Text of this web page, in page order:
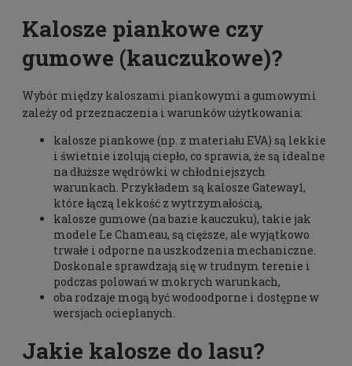
Kalosze piankowe czy
gumowe (kauczukowe)?
Wybór między kaloszami piankowymi a gumowymi
zależy od przeznaczenia i warunków użytkowania:
kalosze piankowe (np. z materiału EVA) są lekkie
i świetnie izolują ciepło, co sprawia, że są idealne
na dłuższe wędrówki w chłodniejszych
warunkach. Przykładem są kalosze Gateway1,
które łączą lekkość z wytrzymałością,
kalosze gumowe (na bazie kauczuku), takie jak
modele Le Chameau, są cięższe, ale wyjątkowo
trwałe i odporne na uszkodzenia mechaniczne.
Doskonale sprawdzają się w trudnym terenie i
podczas polowań w mokrych warunkach,
oba rodzaje mogą być wodoodporne i dostępne w
wersjach ocieplanych.
Jakie kalosze do lasu?